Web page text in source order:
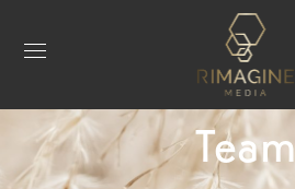
Team